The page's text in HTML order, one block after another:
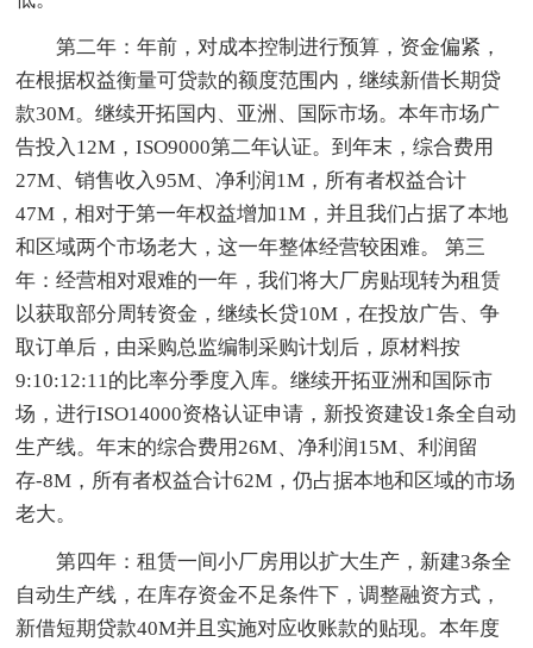
第二年：年前，对成本控制进行预算，资金偏紧，
在根据权益衡量可贷款的额度范围内，继续新借长期贷
款30M。继续开拓国内、亚洲、国际市场。本年市场广
告投入12M，ISO9000第二年认证。到年末，综合费用
27M、销售收入95M、净利润1M，所有者权益合计
47M，相对于第一年权益增加1M，并且我们占据了本地
和区域两个市场老大，这一年整体经营较困难。 第三
年：经营相对艰难的一年，我们将大厂房贴现转为租赁
以获取部分周转资金，继续长贷10M，在投放广告、争
取订单后，由采购总监编制采购计划后，原材料按
9:10:12:11的比率分季度入库。继续开拓亚洲和国际市
场，进行ISO14000资格认证申请，新投资建设1条全自动
生产线。年末的综合费用26M、净利润15M、利润留
存-8M，所有者权益合计62M，仍占据本地和区域的市场
老大。
第四年：租赁一间小厂房用以扩大生产，新建3条全
自动生产线，在库存资金不足条件下，调整融资方式，
新借短期贷款40M并且实施对应收账款的贴现。本年度